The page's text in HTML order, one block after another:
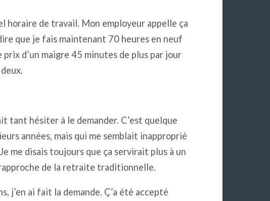
horaire de travail. Mon employeur appelle ça
que je fais maintenant 70 heures en neuf
d’un maigre 45 minutes de plus par jour
tant hésiter à le demander. C’est quelque
années, mais qui me semblait inapproprié
me disais toujours que ça servirait plus à un
de la retraite traditionnelle.
j’en ai fait la demande. Ç’a été accepté